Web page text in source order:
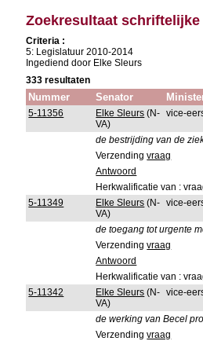
Zoekresultaat schriftelijke
Criteria :
5: Legislatuur 2010-2014
Ingediend door Elke Sleurs
333 resultaten
Nummer Senator
5-11356 Elke Sleurs (N-
VA)
vice-
de bestrijding van de
Verzendingvraag
Antwoord
Herkwalificatie van :
5-11349
Elke Sleurs (N-
VA)
vice-
de toegang tot urgente
Verzendingvraag
Antwoord
Herkwalificatie van :
5-11342
Elke Sleurs (N-
VA)
vice-
de werking van Becel
Verzendingvraag